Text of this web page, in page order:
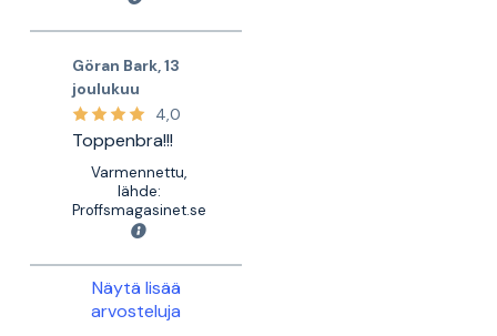
Göran Bark 13
joulukuu
4,0
Toppenbra!!!
Varmennettu,
lähde:
Proffsmagasinet.se
Näytä lisää
arvosteluja